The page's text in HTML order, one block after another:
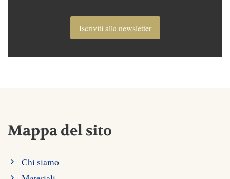
Iscriviti alla newsletter
Mappa del sito
Chi siamo